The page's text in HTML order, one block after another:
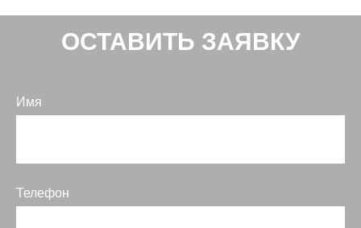
ОСТАВИТЬ ЗАЯВКУ
Имя
Телефон